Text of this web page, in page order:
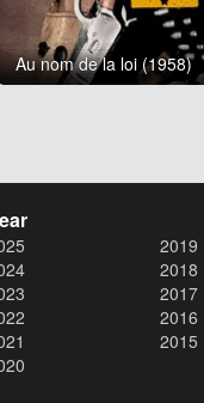
Au nom de la loi (1958)
2019
2018
2017
2016
2015